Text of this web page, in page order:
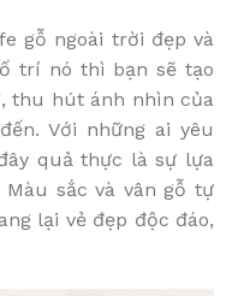
gỗ ngoài trời đẹp và
trí nó thì bạn sẽ tạo
thu hút ánh nhìn của
Với những ai yêu
quả thực là sự lựa
sắc và vân gỗ tự
lại vẻ đẹp độc đáo,